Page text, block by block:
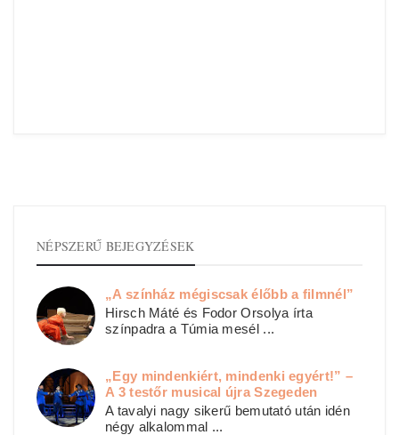
NÉPSZERŰ BEJEGYZÉSEK
„A színház mégiscsak élőbb a filmnél”
Hirsch Máté és Fodor Orsolya írta
színpadra a Túmia mesél ...
„Egy mindenkiért, mindenki egyért!” –
A 3 testőr musical újra Szegeden
A tavalyi nagy sikerű bemutató után idén
négy alkalommal ...